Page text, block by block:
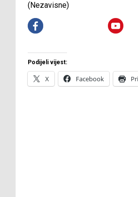
(Nezavisne)
Podijeli vijest:
X Facebook